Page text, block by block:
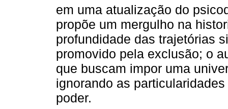
em uma atualização do
propõe um mergulho na
profundidade das trajetórias
promovido pela exclusão; o
que buscam impor uma
ignorando as
poder.